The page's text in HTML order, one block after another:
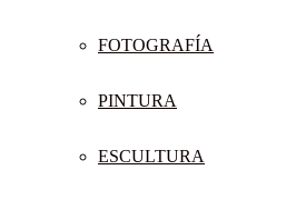
FOTOGRAFÍA
PINTURA
ESCULTURA